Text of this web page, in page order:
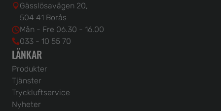
Gässlösavägen 20,
504 41 Borås
Mån - Fre 06.30 - 16.00
033 - 10 55 70
LÄNKAR
Produkter
Tjänster
Tryckluftservice
Nyheter